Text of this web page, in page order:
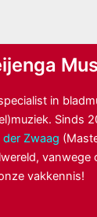
in
Sinds
der Zwaag
vanwege
vakkennis!